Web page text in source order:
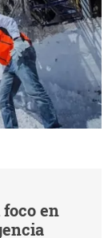
foco en